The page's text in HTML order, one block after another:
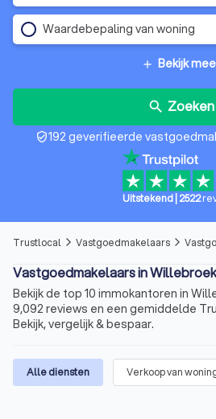
Waardebepaling van woning
add Bekijk
search Zoeken
verified_user192 geverifieerde
Uitstekend| 2522
Trustlocal arrow_forward_ios Vastgoedmakelaars arrow_forward_ios
Vastgoedmakelaars in Willebroek
Bekijk de top 10 immokantoren in
9,092 reviews en een gemiddelde
Bekijk, vergelijk & bespaar.
Alle diensten Verkoop van